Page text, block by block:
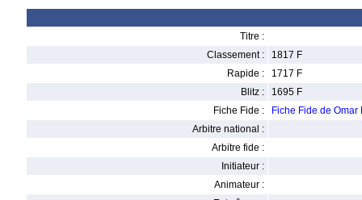
Titre :
Classement :
1817 F
Rapide :
1717 F
Blitz :
1695 F
Fiche Fide :
Fiche Fide de
Arbitre national :
Arbitre fide :
Initiateur :
Animateur :